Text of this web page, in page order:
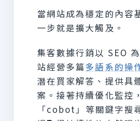
當網站成為穩定的內容
一步就是擴大觸及。
集客數據行銷以 SEO
站經營多篇多語系的操
潛在買家解答、提供具
案。接著持續優化監控
「cobot」等關鍵字搜